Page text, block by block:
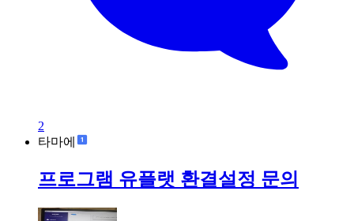
2
타마에
프로그램 유플랫 환결설정 문의